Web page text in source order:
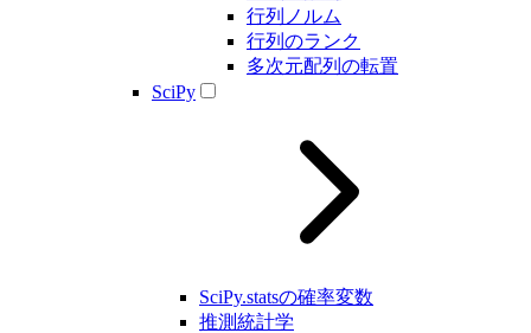
行列ノルム
行列のランク
多次元配列の転置
SciPy
SciPy.statsの確率変数
推測統計学